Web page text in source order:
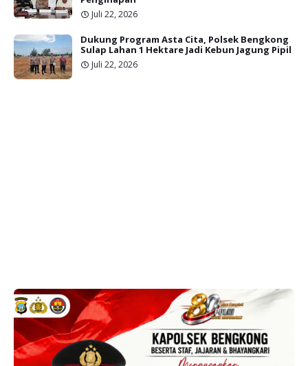
Juli 22, 2026
Dukung Program Asta Cita, Polsek Bengkong
Sulap Lahan 1 Hektare Jadi Kebun Jagung Pipil
Juli 22, 2026